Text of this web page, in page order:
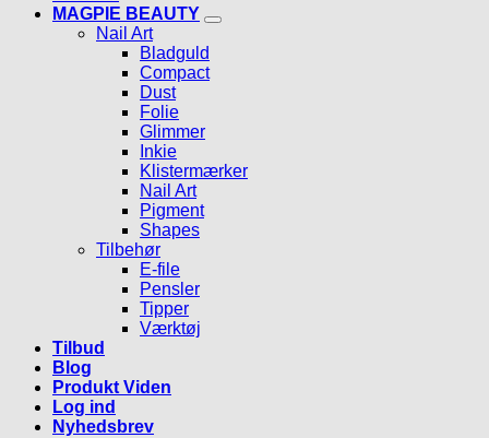
MAGPIE BEAUTY
Nail Art
Bladguld
Compact
Dust
Folie
Glimmer
Inkie
Klistermærker
Nail Art
Pigment
Shapes
Tilbehør
E-file
Pensler
Tipper
Værktøj
Tilbud
Blog
Produkt Viden
Log ind
Nyhedsbrev